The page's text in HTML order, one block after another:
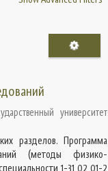
университет
разделов. Программа
(методы физико-
1-31 02 01-2